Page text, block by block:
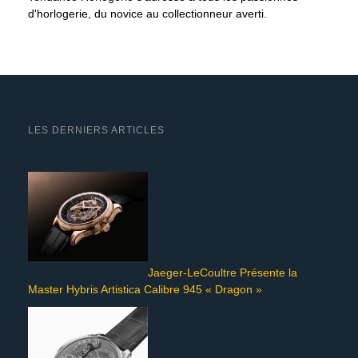
d'horlogerie, du novice au collectionneur averti.
LES DERNIERS ARTICLES
Jaeger-LeCoultre Présente la
Master Hybris Artistica Calibre 945 « Dragon »